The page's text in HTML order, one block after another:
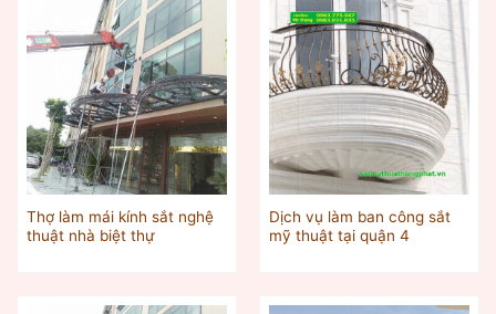
Thợ làm mái kính sắt nghệ
thuật nhà biệt thự
Dịch vụ làm ban công sắt
mỹ thuật tại quận 4